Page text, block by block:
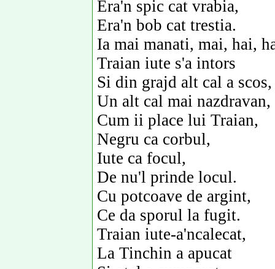
Era'n spic cat vrabia,
Era'n bob cat trestia.
Ia mai manati, mai, hai,
Traian iute s'a intors
Si din grajd alt cal a scos,
Un alt cal mai nazdravan,
Cum ii place lui Traian,
Negru ca corbul,
Iute ca focul,
De nu'l prinde locul.
Cu potcoave de argint,
Ce da sporul la fugit.
Traian iute-a'ncalecat,
La Tinchin a apucat